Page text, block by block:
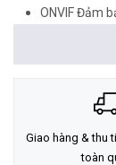
ONVIF Đảm
Âm thanh
thực hiện
video của
Giao hàng & thu
toàn